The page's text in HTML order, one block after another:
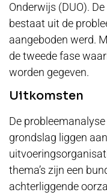
Onderwijs (DUO).
bestaat uit de
aangeboden werd.
de tweede fase
worden gegeven.
Uitkomsten
De
grondslag liggen
thema’s zijn een
achterliggende